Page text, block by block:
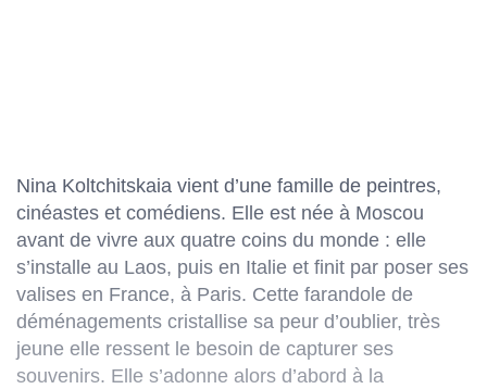
Nina Koltchitskaia vient d’une famille de peintres,
cinéastes et comédiens. Elle est née à Moscou
avant de vivre aux quatre coins du monde : elle
s’installe au Laos, puis en Italie et finit par poser ses
valises en France, à Paris. Cette farandole de
déménagements cristallise sa peur d’oublier, très
jeune elle ressent le besoin de capturer ses
souvenirs. Elle s’adonne alors d’abord à la